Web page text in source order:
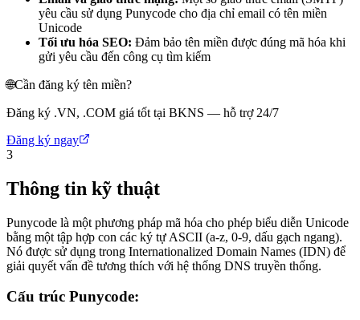
yêu cầu sử dụng Punycode cho địa chỉ email có tên miền
Unicode
Tối ưu hóa SEO: Đảm bảo tên miền được đúng mã hóa khi
gửi yêu cầu đến công cụ tìm kiếm
🌐Cần đăng ký tên miền?
Đăng ký .VN, .COM giá tốt tại BKNS — hỗ trợ 24/7
Đăng ký ngay
3
Thông tin kỹ thuật
Punycode là một phương pháp mã hóa cho phép biểu diễn Unicode
bằng một tập hợp con các ký tự ASCII (a-z, 0-9, dấu gạch ngang).
Nó được sử dụng trong Internationalized Domain Names (IDN) để
giải quyết vấn đề tương thích với hệ thống DNS truyền thống.
Cấu trúc Punycode: